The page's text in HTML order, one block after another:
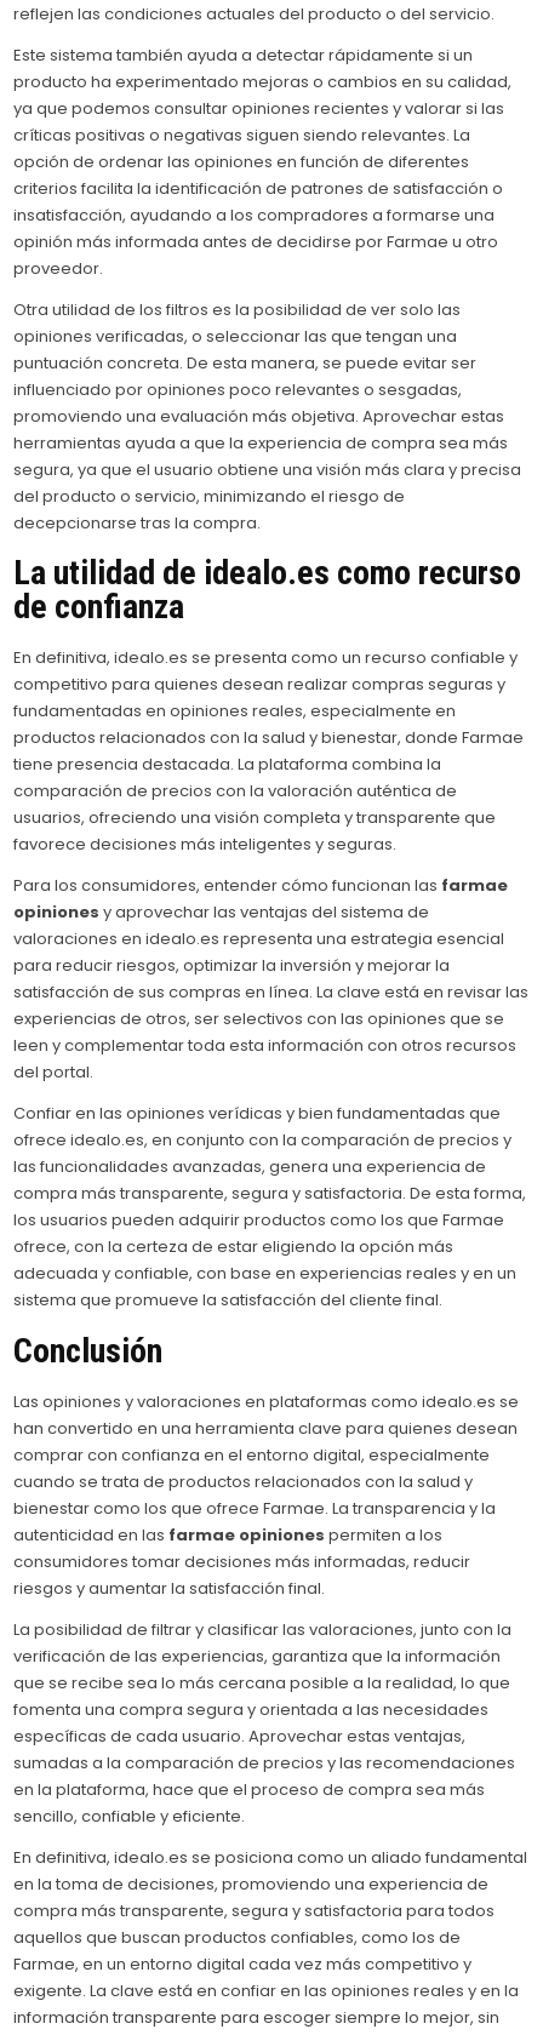
reflejen las condiciones actuales del producto o del servicio.
Este sistema también ayuda a detectar rápidamente si un
producto ha experimentado mejoras o cambios en su calidad,
ya que podemos consultar opiniones recientes y valorar si las
críticas positivas o negativas siguen siendo relevantes. La
opción de ordenar las opiniones en función de diferentes
criterios facilita la identificación de patrones de satisfacción o
insatisfacción, ayudando a los compradores a formarse una
opinión más informada antes de decidirse por Farmae u otro
proveedor.
Otra utilidad de los filtros es la posibilidad de ver solo las
opiniones verificadas, o seleccionar las que tengan una
puntuación concreta. De esta manera, se puede evitar ser
influenciado por opiniones poco relevantes o sesgadas,
promoviendo una evaluación más objetiva. Aprovechar estas
herramientas ayuda a que la experiencia de compra sea más
segura, ya que el usuario obtiene una visión más clara y precisa
del producto o servicio, minimizando el riesgo de
decepcionarse tras la compra.
La utilidad de idealo.es como recurso
de confianza
En definitiva, idealo.es se presenta como un recurso confiable y
competitivo para quienes desean realizar compras seguras y
fundamentadas en opiniones reales, especialmente en
productos relacionados con la salud y bienestar, donde Farmae
tiene presencia destacada. La plataforma combina la
comparación de precios con la valoración auténtica de
usuarios, ofreciendo una visión completa y transparente que
favorece decisiones más inteligentes y seguras.
Para los consumidores, entender cómo funcionan las farmae
opiniones y aprovechar las ventajas del sistema de
valoraciones en idealo.es representa una estrategia esencial
para reducir riesgos, optimizar la inversión y mejorar la
satisfacción de sus compras en línea. La clave está en revisar las
experiencias de otros, ser selectivos con las opiniones que se
leen y complementar toda esta información con otros recursos
del portal.
Confiar en las opiniones verídicas y bien fundamentadas que
ofrece idealo.es, en conjunto con la comparación de precios y
las funcionalidades avanzadas, genera una experiencia de
compra más transparente, segura y satisfactoria. De esta forma,
los usuarios pueden adquirir productos como los que Farmae
ofrece, con la certeza de estar eligiendo la opción más
adecuada y confiable, con base en experiencias reales y en un
sistema que promueve la satisfacción del cliente final.
Conclusión
Las opiniones y valoraciones en plataformas como idealo.es se
han convertido en una herramienta clave para quienes desean
comprar con confianza en el entorno digital, especialmente
cuando se trata de productos relacionados con la salud y
bienestar como los que ofrece Farmae. La transparencia y la
autenticidad en las farmae opiniones permiten a los
consumidores tomar decisiones más informadas, reducir
riesgos y aumentar la satisfacción final.
La posibilidad de filtrar y clasificar las valoraciones, junto con la
verificación de las experiencias, garantiza que la información
que se recibe sea lo más cercana posible a la realidad, lo que
fomenta una compra segura y orientada a las necesidades
específicas de cada usuario. Aprovechar estas ventajas,
sumadas a la comparación de precios y las recomendaciones
en la plataforma, hace que el proceso de compra sea más
sencillo, confiable y eficiente.
En definitiva, idealo.es se posiciona como un aliado fundamental
en la toma de decisiones, promoviendo una experiencia de
compra más transparente, segura y satisfactoria para todos
aquellos que buscan productos confiables, como los de
Farmae, en un entorno digital cada vez más competitivo y
exigente. La clave está en confiar en las opiniones reales y en la
información transparente para escoger siempre lo mejor, sin